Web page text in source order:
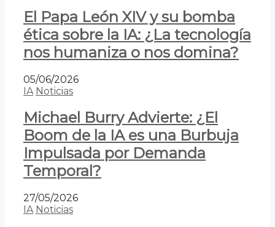
El Papa León XIV y su bomba
ética sobre la IA: ¿La tecnología
nos humaniza o nos domina?
05/06/2026
IA Noticias
Michael Burry Advierte: ¿El
Boom de la IA es una Burbuja
Impulsada por Demanda
Temporal?
27/05/2026
IA Noticias